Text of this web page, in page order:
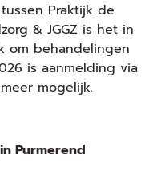
Praktijk de
& JGGZ is het in
om behandelingen
is aanmelding via
mogelijk.
Purmerend